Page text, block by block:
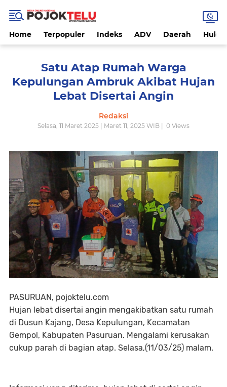
Home Terpopuler Indeks ADV Daerah
Satu Atap Rumah Warga
Kepulungan Ambruk Akibat Hujan
Lebat Disertai Angin
Redaksi
Selasa, 11 Maret 2025 | Maret 11, 2025 WIB | 0 Views
PASURUAN, pojoktelu.com
Hujan lebat disertai angin mengakibatkan satu rumah
di Dusun Kajang, Desa Kepulungan, Kecamatan
Gempol, Kabupaten Pasuruan. Mengalami kerusakan
cukup parah di bagian atap. Selasa,(11/03/25) malam.